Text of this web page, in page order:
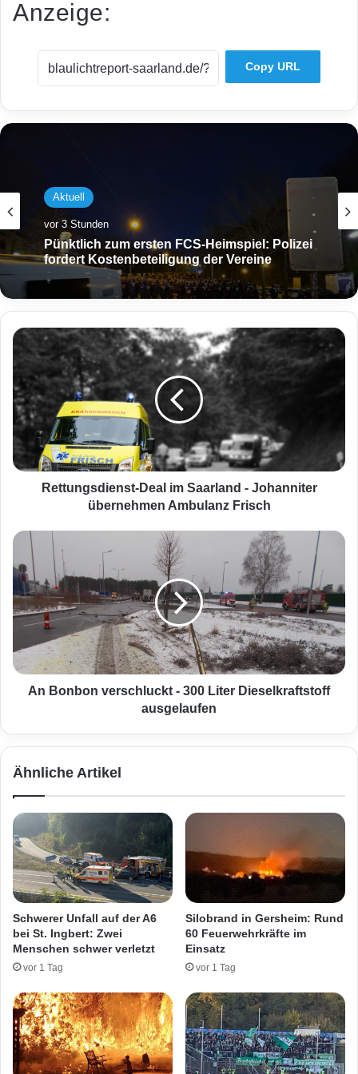
Anzeige:
Copy URL
Aktuell
vor 3 Stunden
Pünktlich zum ersten FCS-Heimspiel: Polizei
fordert Kostenbeteiligung der Vereine
R
t
t
u
n
g
s
d
s
-
e
a
i
m
a
-
J
o
h
a
n
i
e
ü
b
e
Rettungsdienst-Deal im Saarland - Johanniter
übernehmen Ambulanz Frisch
A
B
n
n
v
l
k
t
-
3
0
L
i
D
i
e
s
An Bonbon verschluckt - 300 Liter Dieselkraftstoff
ausgelaufen
Ähnliche Artikel
Schwerer Unfall auf der A6
bei St. Ingbert: Zwei
Menschen schwer verletzt
vor 1 Tag
Silobrand in Gersheim: Rund
60 Feuerwehrkräfte im
Einsatz
vor 1 Tag